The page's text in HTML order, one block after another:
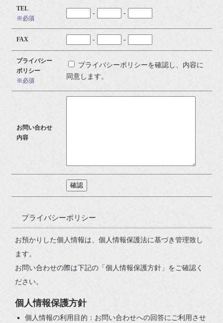
TEL
※必須
- -
FAX - -
プライバシー
ポリシー
※必須
プライバシーポリシーを確認し、内容に
同意します。
お問い合わせ
内容
プライバシーポリシー
お預かりした個人情報は、個人情報保護法に基づき管理致し
ます。
お問い合わせの際は下記の「個人情報保護方針」をご確認く
ださい。
個人情報保護方針
個人情報の利用目的：お問い合わせへの回答にご利用させ